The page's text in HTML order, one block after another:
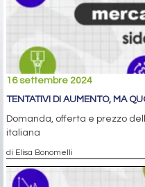
16 settembre 2024
TENTATIVI DI AUMENTO, MA
Domanda, offerta e prezzo
italiana
di Elisa Bonomelli